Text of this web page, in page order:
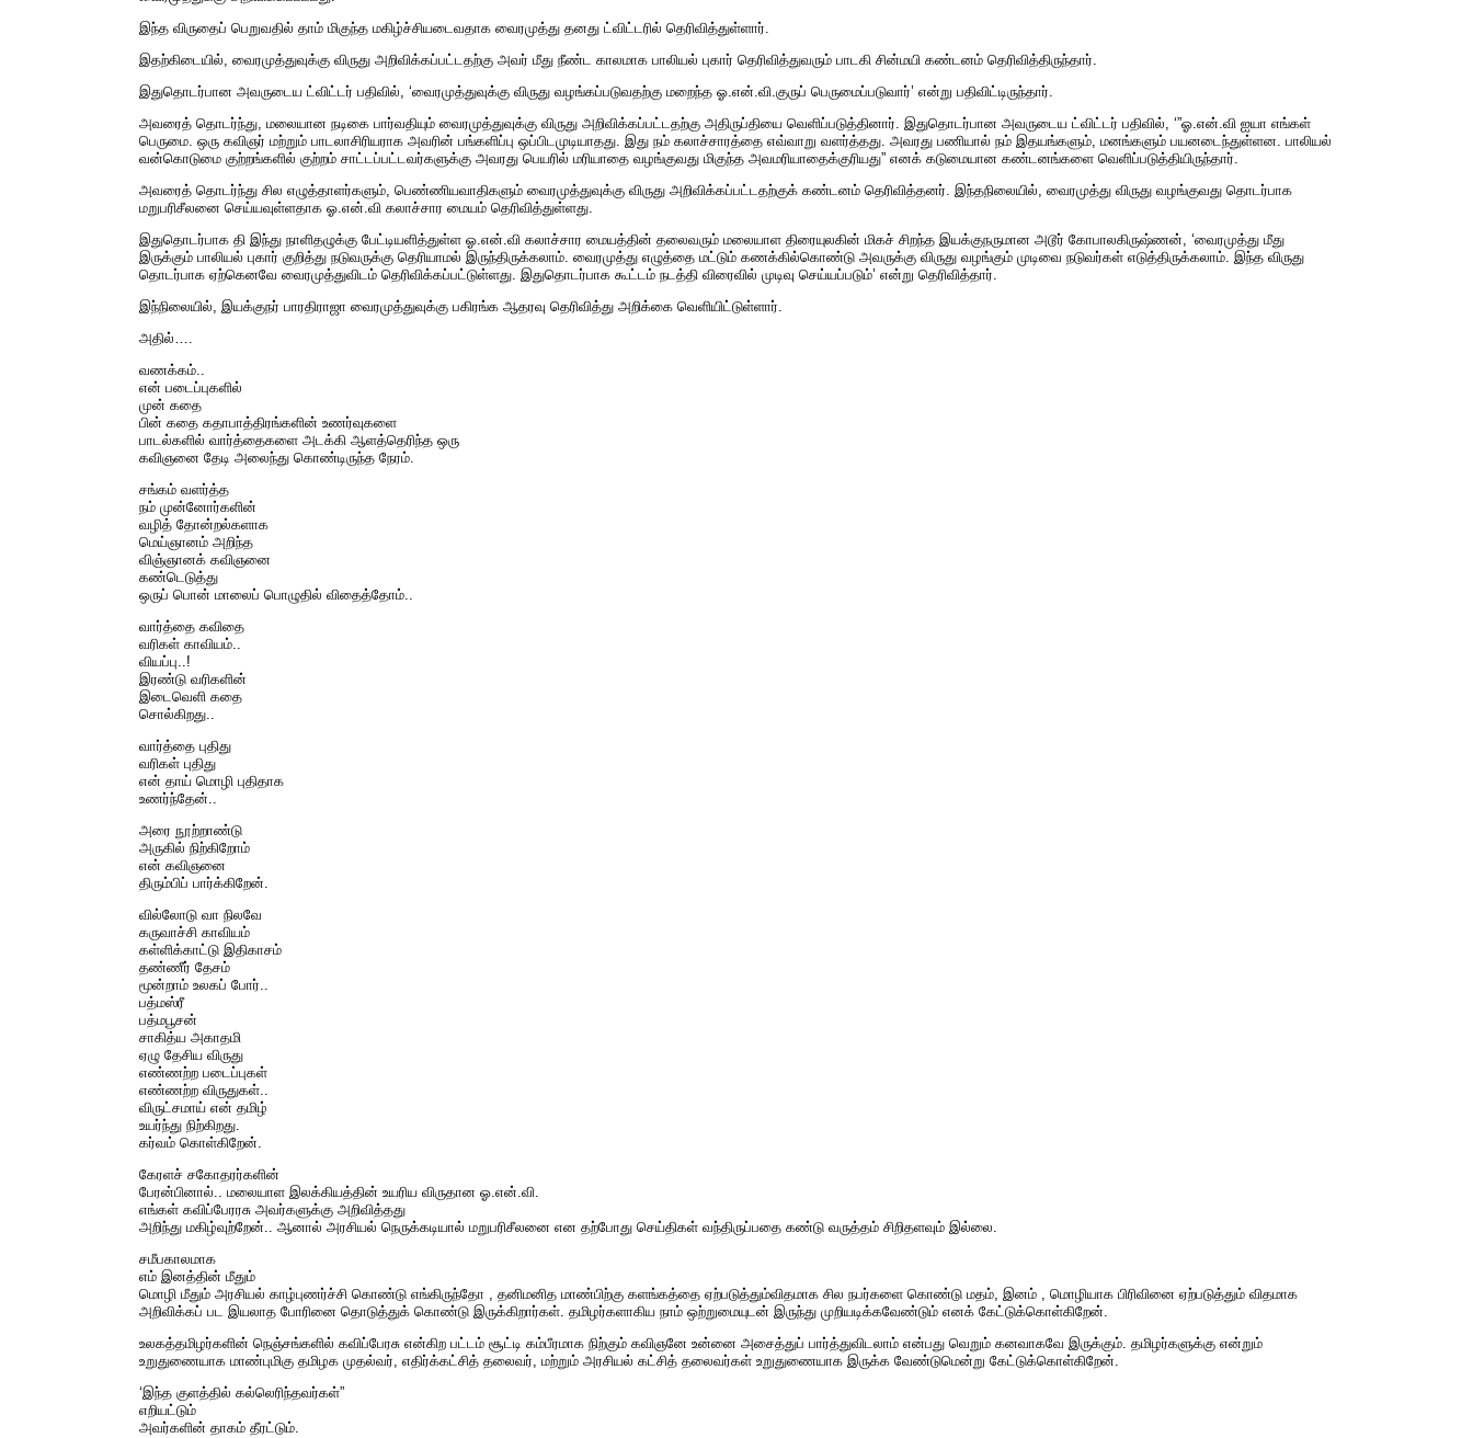
இந்த விருதைப் பெறுவதில் தாம் மிகுந்த மகிழ்ச்சியடைவதாக வைரமுத்து தனது ட்விட்டரில் தெரிவித்துள்ளார்.
இதற்கிடையில், வைரமுத்துவுக்கு விருது அறிவிக்கப்பட்டதற்கு அவர் மீது நீண்ட காலமாக பாலியல் புகார் தெரிவித்துவரும் பாடகி சின்மயி கண்டனம் தெரிவித்திருந்தார்.
இதுதொடர்பான அவருடைய ட்விட்டர் பதிவில், ‘வைரமுத்துவுக்கு விருது வழங்கப்படுவதற்கு மறைந்த ஓ.என்.வி.குருப் பெருமைப்படுவார்’ என்று பதிவிட்டிருந்தார்.
அவரைத் தொடர்ந்து, மலையான நடிகை பார்வதியும் வைரமுத்துவுக்கு விருது அறிவிக்கப்பட்டதற்கு அதிருப்தியை வெளிப்படுத்தினார். இதுதொடர்பான அவருடைய ட்விட்டர் பதிவில், ‘”ஓ.என்.வி ஐயா எங்கள்
பெருமை. ஒரு கவிஞர் மற்றும் பாடலாசிரியராக அவரின் பங்களிப்பு ஒப்பிடமுடியாதது. இது நம் கலாச்சாரத்தை எவ்வாறு வளர்த்தது. அவரது பணியால் நம் இதயங்களும், மனங்களும் பயனடைந்துள்ளன. பாலியல்
வன்கொடுமை குற்றங்களில் குற்றம் சாட்டப்பட்டவர்களுக்கு அவரது பெயரில் மரியாதை வழங்குவது மிகுந்த அவமரியாதைக்குரியது” எனக் கடுமையான கண்டனங்களை வெளிப்படுத்தியிருந்தார்.
அவரைத் தொடர்ந்து சில எழுத்தாளர்களும், பெண்ணியவாதிகளும் வைரமுத்துவுக்கு விருது அறிவிக்கப்பட்டதற்குக் கண்டனம் தெரிவித்தனர். இந்தநிலையில், வைரமுத்து விருது வழங்குவது தொடர்பாக
மறுபரிசீலனை செய்யவுள்ளதாக ஓ.என்.வி கலாச்சார மையம் தெரிவித்துள்ளது.
இதுதொடர்பாக தி இந்து நாளிதழுக்கு பேட்டியளித்துள்ள ஓ.என்.வி கலாச்சார மையத்தின் தலைவரும் மலையாள திரையுலகின் மிகச் சிறந்த இயக்குநருமான அடூர் கோபாலகிருஷ்ணன், ‘வைரமுத்து மீது
இருக்கும் பாலியல் புகார் குறித்து நடுவருக்கு தெரியாமல் இருந்திருக்கலாம். வைரமுத்து எழுத்தை மட்டும் கணக்கில்கொண்டு அவருக்கு விருது வழங்கும் முடிவை நடுவர்கள் எடுத்திருக்கலாம். இந்த விருது
தொடர்பாக ஏற்கெனவே வைரமுத்துவிடம் தெரிவிக்கப்பட்டுள்ளது. இதுதொடர்பாக கூட்டம் நடத்தி விரைவில் முடிவு செய்யப்படும்’ என்று தெரிவித்தார்.
இந்நிலையில், இயக்குநர் பாரதிராஜா வைரமுத்துவுக்கு பகிரங்க ஆதரவு தெரிவித்து அறிக்கை வெளியிட்டுள்ளார்.
அதில்….
வணக்கம்..
என் படைப்புகளில்
முன் கதை
பின் கதை கதாபாத்திரங்களின் உணர்வுகளை
பாடல்களில் வார்த்தைகளை அடக்கி ஆளத்தெரிந்த ஒரு
கவிஞனை தேடி அலைந்து கொண்டிருந்த நேரம்.
சங்கம் வளர்த்த
நம் முன்னோர்களின்
வழித் தோன்றல்களாக
மெய்ஞானம் அறிந்த
விஞ்ஞானக் கவிஞனை
கண்டெடுத்து
ஒருப் பொன் மாலைப் பொழுதில் விதைத்தோம்..
வார்த்தை கவிதை
வரிகள் காவியம்..
வியப்பு..!
இரண்டு வரிகளின்
இடைவெளி கதை
சொல்கிறது..
வார்த்தை புதிது
வரிகள் புதிது
என் தாய் மொழி புதிதாக
உணர்ந்தேன்..
அரை நூற்றாண்டு
அருகில் நிற்கிறோம்
என் கவிஞனை
திரும்பிப் பார்க்கிறேன்.
வில்லோடு வா நிலவே
கருவாச்சி காவியம்
கள்ளிக்காட்டு இதிகாசம்
தண்ணீர் தேசம்
மூன்றாம் உலகப் போர்..
பத்மஸ்ரீ
பத்மபூசன்
சாகித்ய அகாதமி
ஏழு தேசிய விருது
எண்ணற்ற படைப்புகள்
எண்ணற்ற விருதுகள்..
விருட்சமாய் என் தமிழ்
உயர்ந்து நிற்கிறது.
கர்வம் கொள்கிறேன்.
கேரளச் சகோதரர்களின்
பேரன்பினால்.. மலையாள இலக்கியத்தின் உயரிய விருதான ஓ.என்.வி.
எங்கள் கவிப்பேரரசு அவர்களுக்கு அறிவித்தது
அறிந்து மகிழ்வுற்றேன்.. ஆனால் அரசியல் நெருக்கடியால் மறுபரிசீலனை என தற்போது செய்திகள் வந்திருப்பதை கண்டு வருத்தம் சிறிதளவும் இல்லை.
சமீபகாலமாக
எம் இனத்தின் மீதும்
மொழி மீதும் அரசியல் காழ்புணர்ச்சி கொண்டு எங்கிருந்தோ , தனிமனித மாண்பிற்கு களங்கத்தை ஏற்படுத்தும்விதமாக சில நபர்களை கொண்டு மதம், இனம் , மொழியாக பிரிவினை ஏற்படுத்தும் விதமாக
அறிவிக்கப் பட இயலாத போரினை தொடுத்துக் கொண்டு இருக்கிறார்கள். தமிழர்களாகிய நாம் ஒற்றுமையுடன் இருந்து முறியடிக்கவேண்டும் எனக் கேட்டுக்கொள்கிறேன்.
உலகத்தமிழர்களின் நெஞ்சங்களில் கவிப்பேரசு என்கிற பட்டம் சூட்டி கம்பீரமாக நிற்கும் கவிஞனே உன்னை அசைத்துப் பார்த்துவிடலாம் என்பது வெறும் கனவாகவே இருக்கும். தமிழர்களுக்கு என்றும்
உறுதுணையாக மாண்புமிகு தமிழக முதல்வர், எதிர்க்கட்சித் தலைவர், மற்றும் அரசியல் கட்சித் தலைவர்கள் உறுதுணையாக இருக்க வேண்டுமென்று கேட்டுக்கொள்கிறேன்.
‘இந்த குளத்தில் கல்லெரிந்தவர்கள்”
எறியட்டும்
அவர்களின் தாகம் தீரட்டும்.